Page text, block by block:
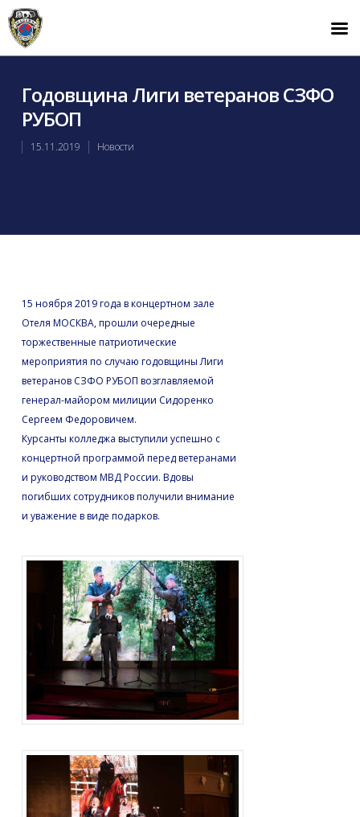
Годовщина Лиги ветеранов СЗФО
РУБОП
15.11.2019 Новости
15 ноября 2019 года в концертном зале
Отеля МОСКВА, прошли очередные
торжественные патриотические
мероприятия по случаю годовщины Лиги
ветеранов СЗФО РУБОП возглавляемой
генерал-майором милиции Сидоренко
Сергеем Федоровичем.
Курсанты колледжа выступили успешно с
концертной программой перед ветеранами
и руководством МВД России. Вдовы
погибших сотрудников получили внимание
и уважение в виде подарков.